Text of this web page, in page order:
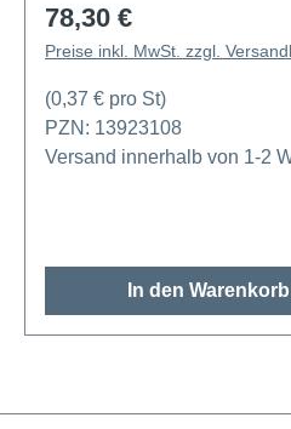
Regulärer Preis:
78,30 €
Preise inkl. MwSt. zzgl.
(0,37 € pro St)
PZN: 13923108
Versand innerhalb von 1-2
In den Warenkorb